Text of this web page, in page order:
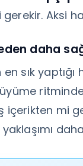
Aksi
daha
sık
içerikten mi